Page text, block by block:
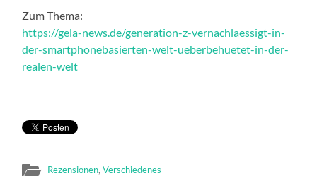
Zum Thema:
https://gela-news.de/generation-z-vernachlaessigt-in-
der-smartphonebasierten-welt-ueberbehuetet-in-der-
realen-welt
Rezensionen,Verschiedenes